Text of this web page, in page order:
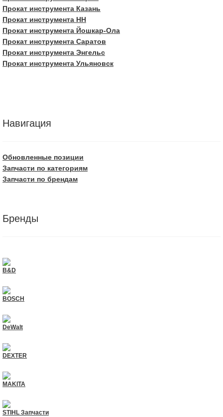
Прокат инструмента Казань
Прокат инструмента НН
Прокат инструмента Йошкар-Ола
Прокат инструмента Саратов
Прокат инструмента Энгельс
Прокат инструмента Ульяновск
Навигация
Обновленные позиции
Запчасти по категориям
Запчасти по брендам
Бренды
B&D
BOSCH
DeWalt
DEXTER
MAKITA
STIHL Запчасти